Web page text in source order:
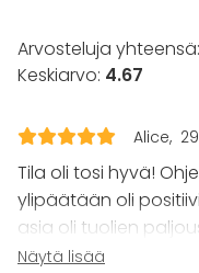
Keittiö asiakkaan
Astiasto
Juhlat
Häät
Saunailta
Illallinen / lounas
Kokous
Seminaari /
Arvosteluja yhteensä:
Keskiarvo: 4.67
Alice
Tila oli tosi hyvä!
ylipäätään oli
asia oli tuolien
ja olivat ehkä
Näytä lisää